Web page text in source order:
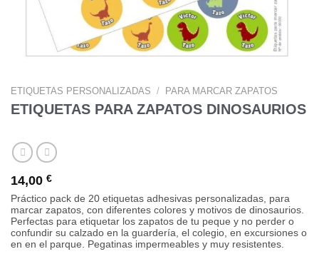
ETIQUETAS PERSONALIZADAS / PARA MARCAR ZAPATOS
ETIQUETAS PARA ZAPATOS DINOSAURIOS
14,00 €
Práctico pack de 20 etiquetas adhesivas personalizadas, para
marcar zapatos, con diferentes colores y motivos de dinosaurios.
Perfectas para etiquetar los zapatos de tu peque y no perder o
confundir su calzado en la guardería, el colegio, en excursiones o
en en el parque. Pegatinas impermeables y muy resistentes.